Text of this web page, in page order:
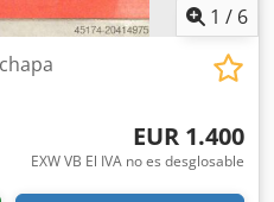
1 / 6
EUR 1.400
EXW VB El IVA no es desglosable